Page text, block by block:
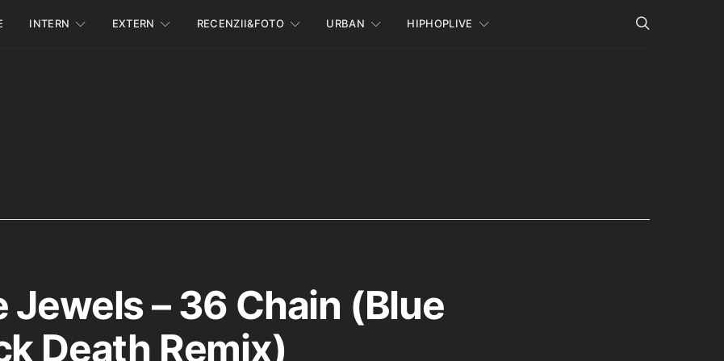
INTERN EXTERN RECENZII&FOTO URBAN HIPHOPLIVE
Jewels – 36 Chain (Blue
Death Remix)